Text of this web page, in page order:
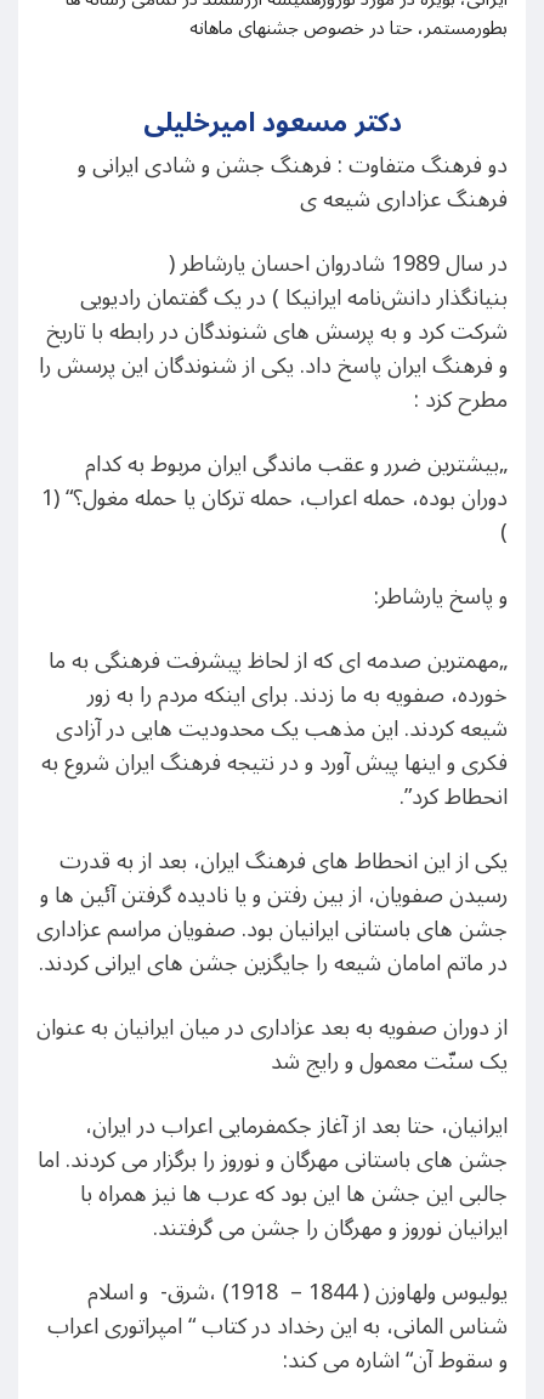
بطورمستمر، حتا در خصوص جشنهای ماهانه
دکتر مسعود امیرخلیلی
دو فرهنگ متفاوت : فرهنگ جشن و شادی ایرانی و
فرهنگ عزاداری شیعه ی
در سال 1989 شادروان احسان یارشاطر (
بنیانگذار دانش‌نامه ایرانیکا ) در یک گفتمان رادیویی
شرکت کرد و به پرسش های شنوندگان در رابطه با تاریخ
و فرهنگ ایران پاسخ داد. یکی از شنوندگان این پرسش را
مطرح کزد :
„بیشترین ضرر و عقب ماندگی ایران مربوط به کدام
دوران بوده، حمله اعراب، حمله ترکان یا حمله مغول؟“ (1
)
و پاسخ یارشاطر:
„مهمترین صدمه ای که از لحاظ پیشرفت فرهنگی به ما
خورده، صفویه به ما زدند. برای اینکه مردم را به زور
شیعه کردند. این مذهب یک محدودیت هایی در آزادی
فکری و اینها پیش آورد و در نتیجه فرهنگ ایران شروع به
انحطاط کرد”.
یکی از این انحطاط های فرهنگ ایران، بعد از به قدرت
رسیدن صفویان، از بین رفتن و یا نادیده گرفتن آئین ها و
جشن های باستانی ایرانیان بود. صفویان مراسم عزاداری
در ماتم امامان شیعه را جایگزین جشن های ایرانی کردند.
از دوران صفویه به بعد عزاداری در ميان ایرانیان به عنوان
يک سنّت معمول و رايج شد
ایرانیان، حتا بعد از آغاز جکمفرمایی اعراب در ایران،
جشن های باستانی مهرگان و نوروز را برگزار می کردند. اما
جالبی این جشن ها این بود که عرب ها نیز همراه با
ایرانیان نوروز و مهرگان را جشن می گرفتند.
یولیوس ولهاوزن ( 1844 – 1918) ،شرق- و اسلام
شناس المانی، به این رخداد در کتاب “ امپراتوری اعراب
و سقوط آن“ اشاره می کند: